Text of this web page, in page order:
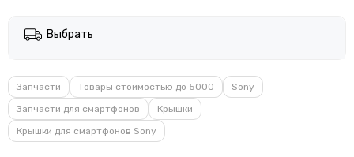
Выбрать
Запчасти Товары стоимостью до 5000
Sony
Запчасти для смартфонов
Крышки
Крышки для смартфонов Sony